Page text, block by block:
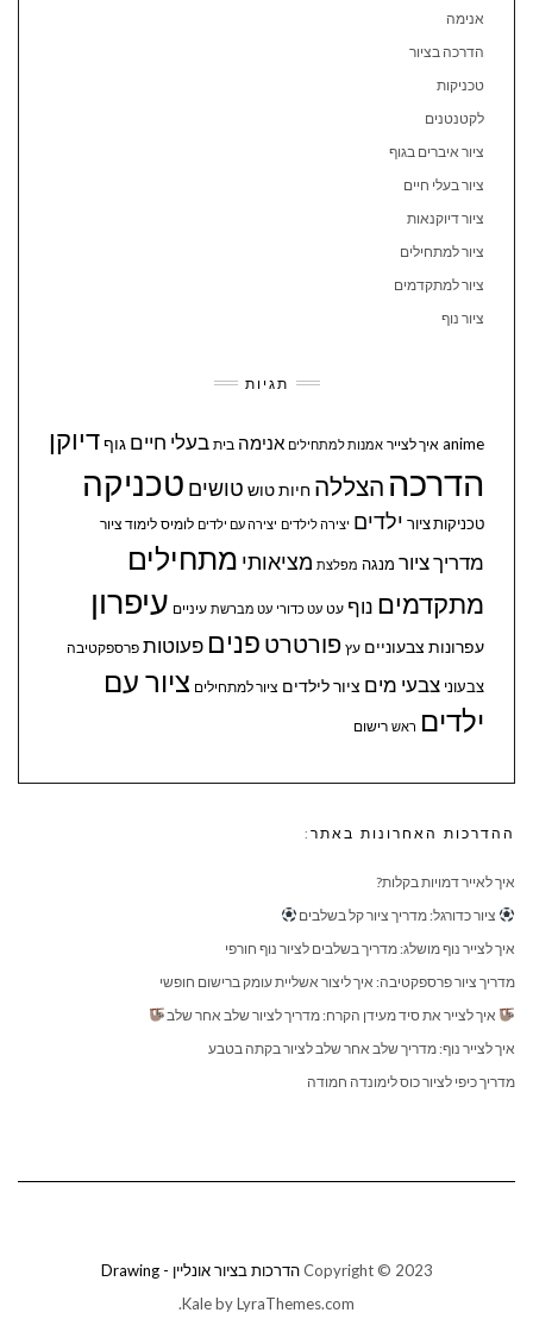
אנימה
הדרכה בציור
טכניקות
לקטנטנים
ציור איברים בגוף
ציור בעלי חיים
ציור דיוקנאות
ציור למתחילים
ציור למתקדמים
ציור נוף
תגיות
anime איך לצייר אמנות למתחילים אנימה בית בעלי חיים גוףדיוקן
הדרכה הצללה חיותטוש טושים טכניקה
טכניקות ציור ילדים יצירה לילדים יצירה עם ילדים לומיס לימוד ציור
מדריך ציור מנגה מפלצת מציאותי מתחילים
מתקדמים נוף עט עט כדורי עט מברשת עיניים עיפרון
עפרונות צבעוניים עץ פורטרט פנים פעוטות פרספקטיבה
צבעוני צבעי מים ציור לילדים ציור למתחילים ציור עם
ילדים ראש רישום
ההדרכות האחרונות באתר:
איך לאייר דמויות בקלות?
ציור כדורגל: מדריך ציור קל בשלבים
איך לצייר נוף מושלג: מדריך בשלבים לציור נוף חורפי
מדריך ציור פרספקטיבה: איך ליצור אשליית עומק ברישום חופשי
איך לצייר את סיד מעידן הקרח: מדריך לציור שלב אחר שלב
איך לצייר נוף: מדריך שלב אחר שלב לציור בקתה בטבע
מדריך כיפי לציור כוס לימונדה חמודה
Copyright © 2023 הדרכות בציור אונליין - Drawing
Kaleby LyraThemes.com.